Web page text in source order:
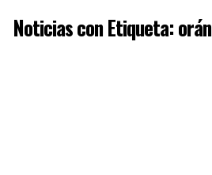
Noticias con Etiqueta: orán